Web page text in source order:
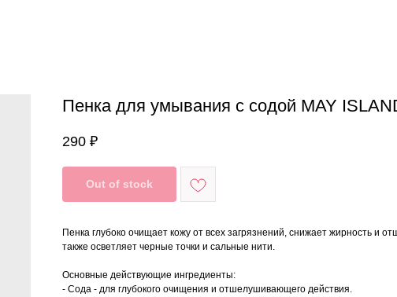
Пенка для умывания с содой MAY
290 ₽
Out of stock
Пенка глубоко очищает кожу от всех загрязнений, снижает жирность и
также осветляет черные точки и сальные нити.
Основные действующие ингредиенты:
- Сода - для глубокого очищения и отшелушивающего действия.